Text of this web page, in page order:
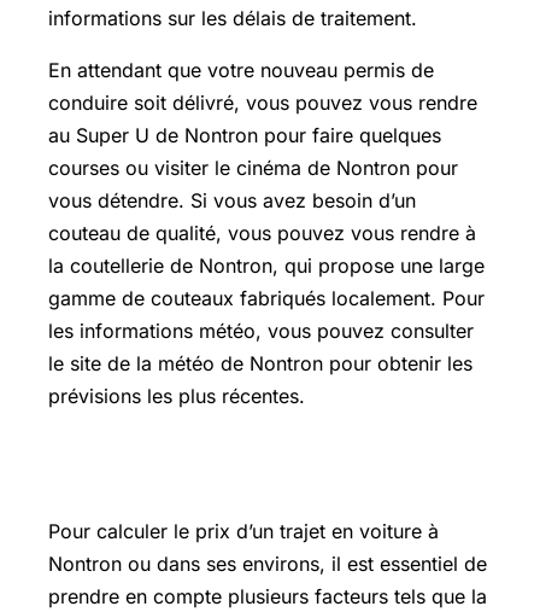
informations sur les délais de traitement.
En attendant que votre nouveau permis de
conduire soit délivré, vous pouvez vous rendre
au Super U de Nontron pour faire quelques
courses ou visiter le cinéma de Nontron pour
vous détendre. Si vous avez besoin d’un
couteau de qualité, vous pouvez vous rendre à
la coutellerie de Nontron, qui propose une large
gamme de couteaux fabriqués localement. Pour
les informations météo, vous pouvez consulter
le site de la météo de Nontron pour obtenir les
prévisions les plus récentes.
Pour calculer le prix d’un trajet en voiture à
Nontron ou dans ses environs, il est essentiel de
prendre en compte plusieurs facteurs tels que la